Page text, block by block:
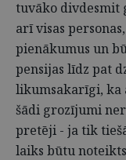
tuvāko divdesmit
arī visas
pienākumus un
pensijas līdz pat
likumsakarīgi, ka
šādi grozījumi
pretēji - ja tik
laiks būtu